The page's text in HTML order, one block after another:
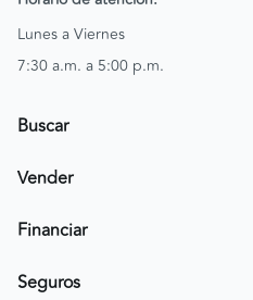
Lunes a Viernes
7:30 a.m. a 5:00 p.m.
Buscar
Encuentra un carro
Vender
Publicar mi vehículo
Financiar
Simular crédito
Seguros